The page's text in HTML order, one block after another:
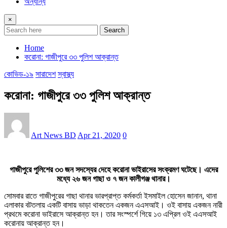
×
Search
Home
করোনা: গাজীপুরে ৩৩ পুলিশ আক্রান্ত
কোভিড-১৯ সারাদেশ স্বাস্থ্য
করোনা: গাজীপুরে ৩৩ পুলিশ আক্রান্ত
Art News BD Apr 21, 2020 0
গাজীপুরে পুলিশের ৩৩ জন সদস্যের দেহে করোনা ভাইরাসের সংক্রমণ ঘটেছে। এদের
মধ্যে ২৬ জন গাছা ও ৭ জন কালীগঞ্জ থানার।
সোমবার রাতে গাজীপুরের গাছা থানার ভারপ্রাপ্ত কর্মকর্তা ইসমাইল হোসেন জানান, থানা
এলাকার বটতলায় একটি বাসায় ভাড়া থাকতেন একজন এএসআই। ওই বাসায় একজন নারী
প্রথমে করোনা ভাইরাসে আক্রান্ত হন। তার সংস্পর্শে গিয়ে ১৩ এপ্রিল ওই এএসআই
করোনায় আক্রান্ত হন।